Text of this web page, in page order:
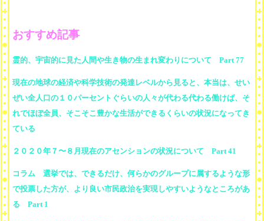
おすすめ記事
霊的、宇宙的に見た人間や生き物の生まれ変わりについて Part 77
現在の地球の経済や科学技術の発達レベルから見ると、本当は、せい
ぜい全人口の１０パーセントぐらいの人々が代わる代わる働けば、そ
れでほぼ全員、そこそこ豊かな生活ができるくらいの状況になってき
ている
２０２０年７〜８月現在のアセンションの状況について Part 41
コラム 選挙では、できるだけ、何らかのグループに属するような形
で投票した方が、より良い市民政治を実現しやすいようなところがあ
る Part 1